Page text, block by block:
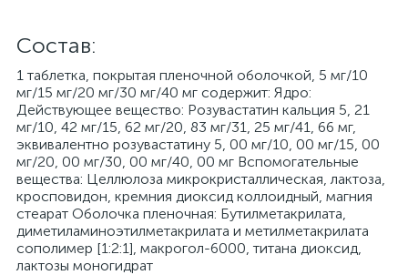
Cостав:
1 таблетка, покрытая пленочной оболочкой, 5 мг/10
мг/15 мг/20 мг/30 мг/40 мг содержит: Ядро:
Действующее вещество: Розувастатин кальция 5, 21
мг/10, 42 мг/15, 62 мг/20, 83 мг/31, 25 мг/41, 66 мг,
эквивалентно розувастатину 5, 00 мг/10, 00 мг/15, 00
мг/20, 00 мг/30, 00 мг/40, 00 мг Вспомогательные
вещества: Целлюлоза микрокристаллическая, лактоза,
кросповидон, кремния диоксид коллоидный, магния
стеарат Оболочка пленочная: Бутилметакрилата,
диметиламиноэтилметакрилата и метилметакрилата
сополимер [1:2:1], макрогол-6000, титана диоксид,
лактозы моногидрат